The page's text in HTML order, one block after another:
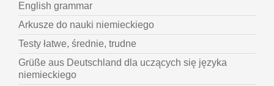
English grammar
Arkusze do nauki niemieckiego
Testy łatwe, średnie, trudne
Grüße aus Deutschland dla uczących się języka
niemieckiego